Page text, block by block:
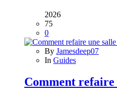
2026
75
0
By Jamesdeep07
In Guides
Comment refaire